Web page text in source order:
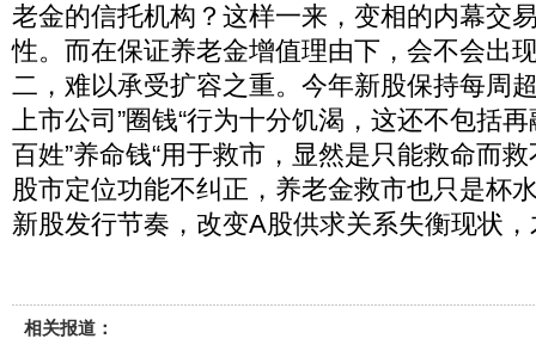
老金的信托机构？这样一来，变相的内幕交
性。而在保证养老金增值理由下，会不会出
二，难以承受扩容之重。今年新股保持每周
上市公司”圈钱“行为十分饥渴，这还不包括
百姓”养命钱“用于救市，显然是只能救命而
股市定位功能不纠正，养老金救市也只是杯
新股发行节奏，改变A股供求关系失衡现状
相关报道：